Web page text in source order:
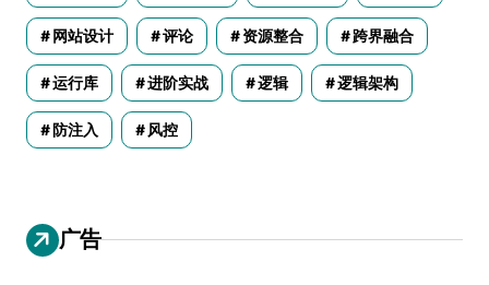
网站设计 评论 资源整合 跨界融合
运行库 进阶实战 逻辑 逻辑架构
防注入 风控
广告